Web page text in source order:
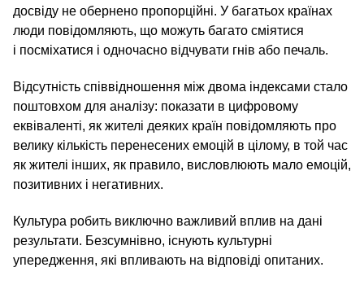
досвіду не обернено пропорційні. У багатьох країнах
люди повідомляють, що можуть багато сміятися
і посміхатися і одночасно відчувати гнів або печаль.
Відсутність співвідношення між двома індексами стало
поштовхом для аналізу: показати в цифровому
еквіваленті, як жителі деяких країн повідомляють про
велику кількість перенесених емоцій в цілому, в той час
як жителі інших, як правило, висловлюють мало емоцій,
позитивних і негативних.
Культура робить виключно важливий вплив на дані
результати. Безсумнівно, існують культурні
упередження, які впливають на відповіді опитаних.